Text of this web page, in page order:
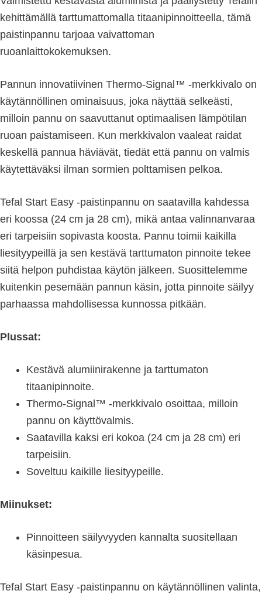
kehittämällä tarttumattomalla titaanipinnoitteella, tämä
paistinpannu tarjoaa vaivattoman
ruoanlaittokokemuksen.
Pannun innovatiivinen Thermo-Signal™ -merkkivalo on
käytännöllinen ominaisuus, joka näyttää selkeästi,
milloin pannu on saavuttanut optimaalisen lämpötilan
ruoan paistamiseen. Kun merkkivalon vaaleat raidat
keskellä pannua häviävät, tiedät että pannu on valmis
käytettäväksi ilman sormien polttamisen pelkoa.
Tefal Start Easy -paistinpannu on saatavilla kahdessa
eri koossa (24 cm ja 28 cm), mikä antaa valinnanvaraa
eri tarpeisiin sopivasta koosta. Pannu toimii kaikilla
liesityypeillä ja sen kestävä tarttumaton pinnoite tekee
siitä helpon puhdistaa käytön jälkeen. Suosittelemme
kuitenkin pesemään pannun käsin, jotta pinnoite säilyy
parhaassa mahdollisessa kunnossa pitkään.
Plussat:
Kestävä alumiinirakenne ja tarttumaton
titaanipinnoite.
Thermo-Signal™ -merkkivalo osoittaa, milloin
pannu on käyttövalmis.
Saatavilla kaksi eri kokoa (24 cm ja 28 cm) eri
tarpeisiin.
Soveltuu kaikille liesityypeille.
Miinukset:
Pinnoitteen säilyvyyden kannalta suositellaan
käsinpesua.
Tefal Start Easy -paistinpannu on käytännöllinen valinta,